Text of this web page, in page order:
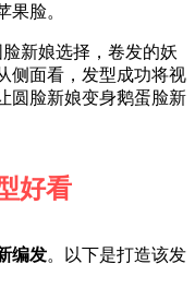
果脸。
新娘选择，卷发的妖
侧面看，发型成功将视
圆脸新娘变身鹅蛋脸新
好看
编发。以下是打造该发